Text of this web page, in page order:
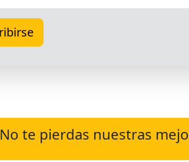
No te pierdas nuestras